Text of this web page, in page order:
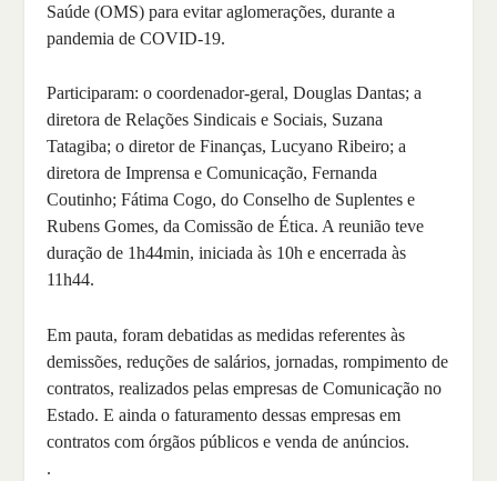
Saúde (OMS) para evitar aglomerações, durante a
pandemia de COVID-19.
Participaram: o coordenador-geral, Douglas Dantas; a
diretora de Relações Sindicais e Sociais, Suzana
Tatagiba; o diretor de Finanças, Lucyano Ribeiro; a
diretora de Imprensa e Comunicação, Fernanda
Coutinho; Fátima Cogo, do Conselho de Suplentes e
Rubens Gomes, da Comissão de Ética. A reunião teve
duração de 1h44min, iniciada às 10h e encerrada às
11h44.
Em pauta, foram debatidas as medidas referentes às
demissões, reduções de salários, jornadas, rompimento de
contratos, realizados pelas empresas de Comunicação no
Estado. E ainda o faturamento dessas empresas em
contratos com órgãos públicos e venda de anúncios.
.